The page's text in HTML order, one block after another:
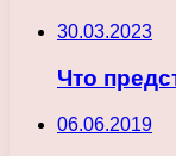
30.03.2023
Что
06.06.2019